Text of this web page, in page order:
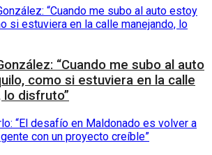
“Cuando me subo al auto
como si estuviera en la calle
lo disfruto”